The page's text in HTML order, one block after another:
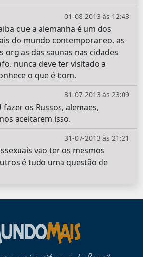
01-08-2013 às 12:43
que a alemanha é um dos
do mundo contemporaneo. as
orgias das saunas nas cidades
nunca deve ter visitado a
o que é bom.
31-07-2013 às 23:09
fazer os Russos, alemaes,
aceitarem isso.
31-07-2013 às 21:21
vao ter os mesmos
é tudo uma questão de